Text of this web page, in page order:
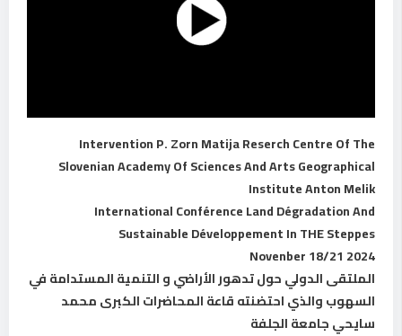
Intervention P. Zorn Matija Reserch Centre Of The
Slovenian Academy Of Sciences And Arts Geographical
Institute Anton Melik
International Conférence Land Dégradation And
Sustainable Développement In THE Steppes
Novenber 18/21 2024
الملتقى الدولي حول تدهور الأراضي و التنمية المستدامة في
السهوب والذي احتضنته قاعة المحاضرات الكبرى محمد
سايحي جامعة الجلفة